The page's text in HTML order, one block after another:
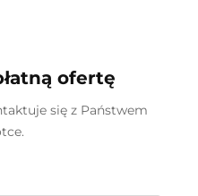
Zapakowanie jedzenia
na wynos Plastikowe
Opakowania Tworzywa
Sztuczne
ofertę
się z Państwem